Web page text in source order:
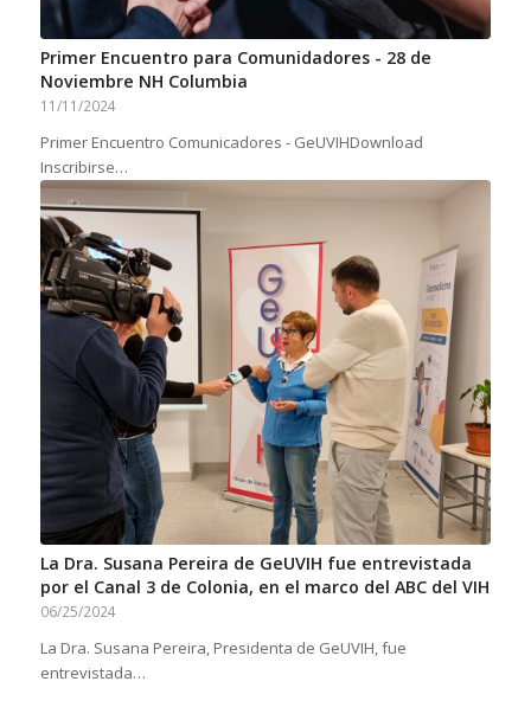
Primer Encuentro para Comunidadores - 28 de
Noviembre NH Columbia
11/11/2024
Primer Encuentro Comunicadores - GeUVIHDownload
Inscribirse…
La Dra. Susana Pereira de GeUVIH fue entrevistada
por el Canal 3 de Colonia, en el marco del ABC del VIH
06/25/2024
La Dra. Susana Pereira, Presidenta de GeUVIH, fue
entrevistada…